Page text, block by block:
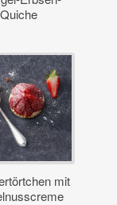
Quiche
mit